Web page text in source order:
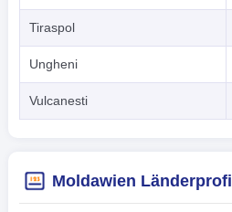
Tiraspol
Ungheni
Vulcanesti
Moldawien Länderprofil